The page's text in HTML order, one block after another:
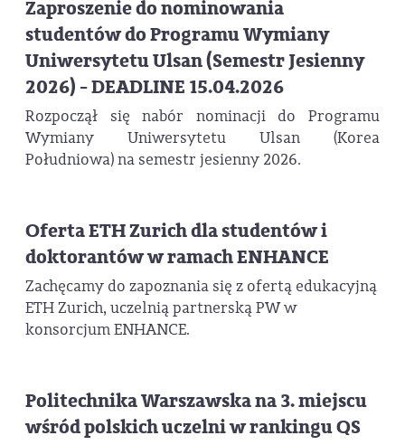
Zaproszenie do nominowania
studentów do Programu Wymiany
Uniwersytetu Ulsan (Semestr Jesienny
2026) - DEADLINE 15.04.2026
Rozpoczął się nabór nominacji do Programu
Wymiany Uniwersytetu Ulsan (Korea
Południowa) na semestr jesienny 2026.
Oferta ETH Zurich dla studentów i
doktorantów w ramach ENHANCE
Zachęcamy do zapoznania się z ofertą edukacyjną
ETH Zurich, uczelnią partnerską PW w
konsorcjum ENHANCE.
Politechnika Warszawska na 3. miejscu
wśród polskich uczelni w rankingu QS